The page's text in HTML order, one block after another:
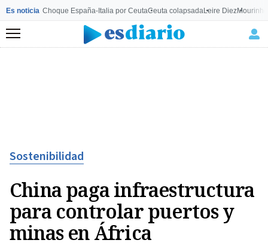
Es noticia Choque España-Italia por CeutaCeuta colapsadaLeire Diez
Menú
Sostenibilidad
China paga infraestructura
para controlar puertos y
minas en África